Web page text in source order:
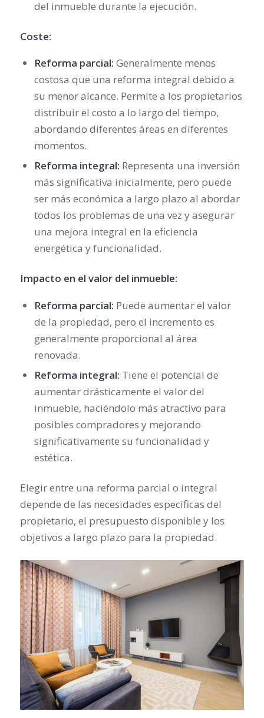
del inmueble durante la ejecución.
Coste:
Reforma parcial: Generalmente menos
costosa que una reforma integral debido a
su menor alcance. Permite a los propietarios
distribuir el costo a lo largo del tiempo,
abordando diferentes áreas en diferentes
momentos.
Reforma integral: Representa una inversión
más significativa inicialmente, pero puede
ser más económica a largo plazo al abordar
todos los problemas de una vez y asegurar
una mejora integral en la eficiencia
energética y funcionalidad.
Impacto en el valor del inmueble:
Reforma parcial: Puede aumentar el valor
de la propiedad, pero el incremento es
generalmente proporcional al área
renovada.
Reforma integral: Tiene el potencial de
aumentar drásticamente el valor del
inmueble, haciéndolo más atractivo para
posibles compradores y mejorando
significativamente su funcionalidad y
estética.
Elegir entre una reforma parcial o integral
depende de las necesidades específicas del
propietario, el presupuesto disponible y los
objetivos a largo plazo para la propiedad.